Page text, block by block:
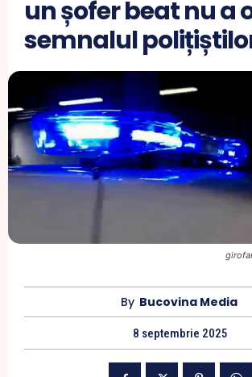
un șofer beat nu a
semnalul
By Bucovina Media
8 septembrie 2025